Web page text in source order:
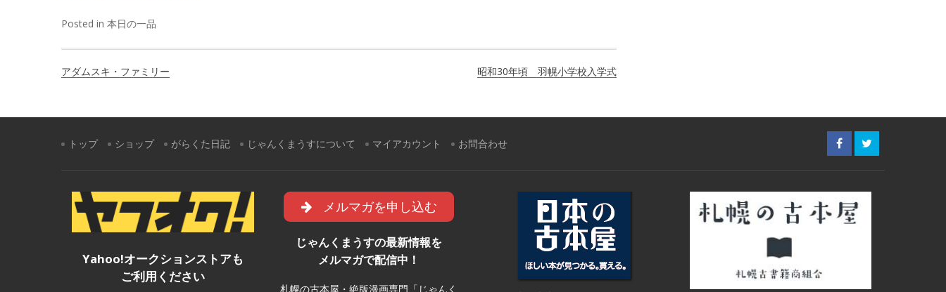
Posted in 本日の一品
ビ
シ
ョ
アダムスキ・ファミリー 昭和30年頃 羽幌小学校入学式
トップ ショップ がらくた日記 じゃんくまうすについて マイアカウント お問合わせ
Yahoo!オークションストアも
ご利用ください
メルマガを申し込む
じゃんくまうすの最新情報を
メルマガで配信中！
札幌の古本屋・絶版漫画専門「じゃんく